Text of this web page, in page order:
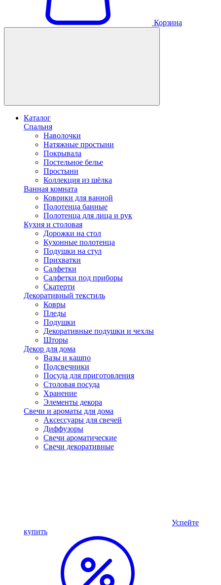
Корзина
Каталог
Спальня
Наволочки
Натяжные простыни
Покрывала
Постельное белье
Простыни
Коллекция из шёлка
Ванная комната
Коврики для ванной
Полотенца банные
Полотенца для лица и рук
Кухня и столовая
Дорожки на стол
Кухонные полотенца
Подушки на стул
Прихватки
Салфетки
Салфетки под приборы
Скатерти
Декоративный текстиль
Ковры
Пледы
Подушки
Декоративные подушки и чехлы
Шторы
Декор для дома
Вазы и кашпо
Подсвечники
Посуда для приготовления
Столовая посуда
Хранение
Элементы декора
Свечи и ароматы для дома
Аксессуары для свечей
Диффузоры
Свечи ароматические
Свечи декоративные
Успейте
купить